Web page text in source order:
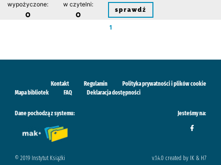
wypożyczone:
0
w czytelni:
0 sprawdź
1
Kontakt Regulamin
Polityka prywatności i plików cookie
Mapa bibliotek
FAQ Deklaracja dostępności
Dane pochodzą z systemu: Jesteśmy na:
© 2019 Instytut Książki v.1.4.0 created by IK & H7